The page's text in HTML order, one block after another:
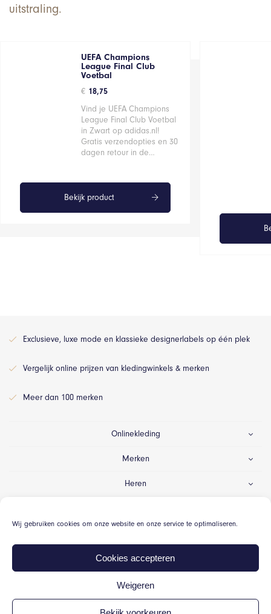
Wij gebruiken cookies om onze website en onze service te optimaliseren.
Cookies accepteren
Weigeren
uitstraling.
UEFA Champions
League Final Club
Voetbal
€ 18,75
Vind je UEFA Champions
League Final Club Voetbal
in Zwart op adidas.nl!
Gratis verzendopties en 30
dagen retour in de…
Bekijk product
Exclusieve, luxe mode en klassieke designerlabels op één plek
Vergelijk online prijzen van kledingwinkels & merken
Meer dan 100 merken
Onlinekleding
Merken
Heren
Algemene voorwaarden
Cookiebeleid